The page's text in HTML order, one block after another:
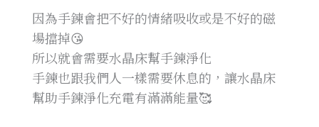
因為手鍊會把不好的情緒吸收或是不好的磁
場擋掉😘
所以就會需要水晶床幫手鍊淨化
手鍊也跟我們人一樣需要休息的，讓水晶床
幫助手鍊淨化充電有滿滿能量🥰